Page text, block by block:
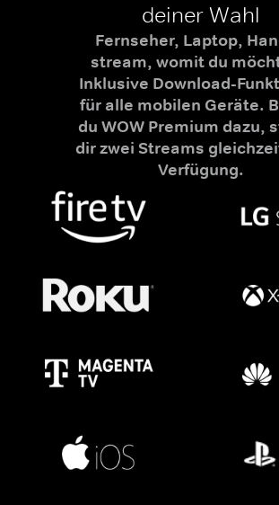
deiner Wahl
Fernseher, Laptop,
stream, womit du
Inklusive Download-
für alle mobilen Geräte.
du WOW Premium dazu,
dir zwei Streams
Verfügung.